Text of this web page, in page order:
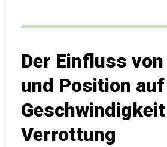
Der Einfluss
und Position
Verrottung